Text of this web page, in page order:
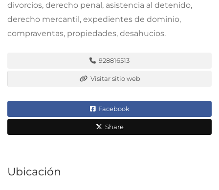
divorcios, derecho penal, asistencia al detenido,
derecho mercantil, expedientes de dominio,
compraventas, propiedades, desahucios.
928816513
Visitar sitio web
Facebook
Share
Ubicación